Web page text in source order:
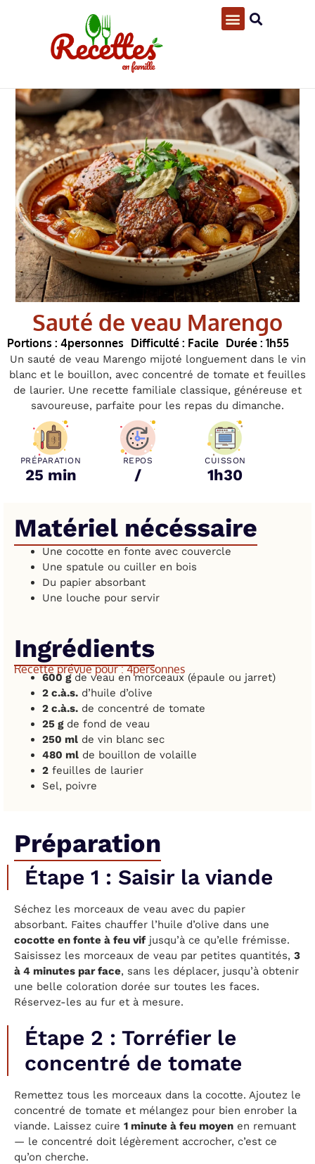
Sauté de veau Marengo
Portions : 4personnes Difficulté : Facile Durée : 1h55
Un sauté de veau Marengo mijoté longuement dans le vin
blanc et le bouillon, avec concentré de tomate et feuilles
de laurier. Une recette familiale classique, généreuse et
savoureuse, parfaite pour les repas du dimanche.
PRÉPARATION
25 min
REPOS
/
CUISSON
1h30
Matériel nécéssaire
Une cocotte en fonte avec couvercle
Une spatule ou cuiller en bois
Du papier absorbant
Une louche pour servir
Ingrédients
Recette prévue pour : 4personnes
600 gde veau en morceaux (épaule ou jarret)
2 c.à.s. d’huile d’olive
2 c.à.s. de concentré de tomate
25 gde fond de veau
250 ml de vin blanc sec
480 ml de bouillon de volaille
2 feuilles de laurier
Sel, poivre
Préparation
Étape 1 : Saisir la viande
Séchez les morceaux de veau avec du papier
absorbant. Faites chauffer l’huile d’olive dans une
cocotte en fonte à feu vif jusqu’à ce qu’elle frémisse.
Saisissez les morceaux de veau par petites quantités, 3
à 4 minutes par face, sans les déplacer, jusqu’à obtenir
une belle coloration dorée sur toutes les faces.
Réservez-les au fur et à mesure.
Étape 2 : Torréfier le
concentré de tomate
Remettez tous les morceaux dans la cocotte. Ajoutez le
concentré de tomate et mélangez pour bien enrober la
viande. Laissez cuire 1 minute à feu moyen en remuant
— le concentré doit légèrement accrocher, c’est ce
qu’on cherche.